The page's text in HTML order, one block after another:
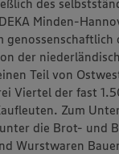
des
Minden-
der
Teil von
Viertel der fast
Zum
die Brot- und
Wurstwaren